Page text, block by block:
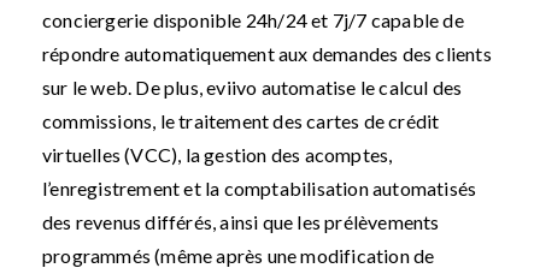
conciergerie disponible 24h/24 et 7j/7 capable de
répondre automatiquement aux demandes des clients
sur le web. De plus, eviivo automatise le calcul des
commissions, le traitement des cartes de crédit
virtuelles (VCC), la gestion des acomptes,
l’enregistrement et la comptabilisation automatisés
des revenus différés, ainsi que les prélèvements
programmés (même après une modification de